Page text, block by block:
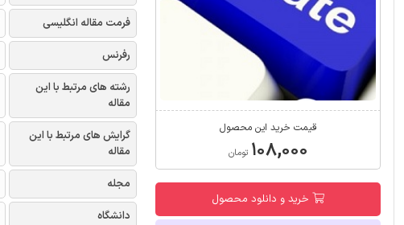
قیمت خرید این محصول
۱۰۸,۰۰۰ تومان
خرید و دانلود محصول
فرمت مقاله انگلیسی
رفرنس
رشته های مرتبط با این
مقاله
گرایش های مرتبط با این
مقاله
مجله
دانشگاه